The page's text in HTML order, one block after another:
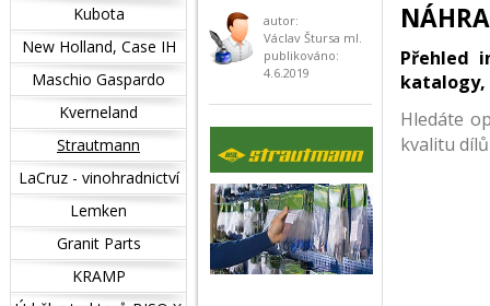
autor:
Václav Štursa ml.
publikováno:
4.6.2019
Přehled
katalogy,
Hledáte
kvalitu
Kubota
New Holland, Case IH
Maschio Gaspardo
Kverneland
Strautmann
LaCruz - vinohradnictví
Lemken
Granit Parts
KRAMP